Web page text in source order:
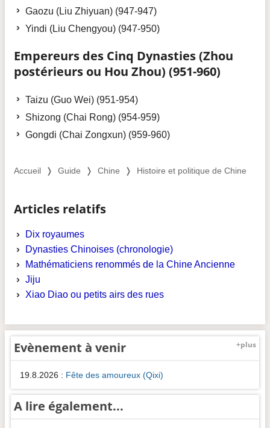
Gaozu (Liu Zhiyuan) (947-947)
Yindi (Liu Chengyou) (947-950)
Empereurs des Cinq Dynasties (Zhou
postérieurs ou Hou Zhou) (951-960)
Taizu (Guo Wei) (951-954)
Shizong (Chai Rong) (954-959)
Gongdi (Chai Zongxun) (959-960)
Accueil ❭ Guide ❭ Chine ❭ Histoire et politique de Chine
Articles relatifs
Dix royaumes
Dynasties Chinoises (chronologie)
Mathématiciens renommés de la Chine Ancienne
Jiju
Xiao Diao ou petits airs des rues
+plus
Evènement à venir
19.8.2026 : Fête des amoureux (Qixi)
A lire également...